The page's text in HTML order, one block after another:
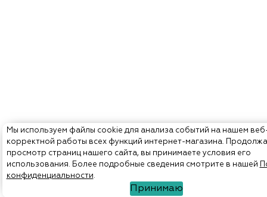
Мы используем файлы cookie для анализа событий на нашем
корректной работы всех функций интернет-магазина.
просмотр страниц нашего сайта, вы принимаете условия его
использования. Более подробные сведения смотрите в нашей
конфиденциальности.
Принимаю